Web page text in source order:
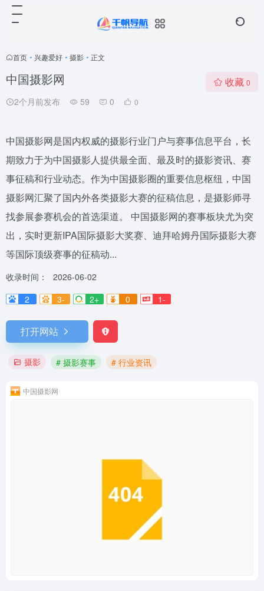
首页 • 兴趣爱好 • 摄影 • 正文
中国摄影网
2个月前发布 59 0 0
收藏 0
中国摄影网是国内权威的摄影行业门户与赛事信息平台，长
期致力于为中国摄影人提供最全面、最及时的摄影资讯、赛
事征稿和行业动态。作为中国摄影圈的重要信息枢纽，中国
摄影网汇聚了国内外各类摄影大赛的征稿信息，是摄影师寻
找参展参赛机会的首选渠道。 中国摄影网的赛事板块尤为突
出，实时更新IPA国际摄影大奖赛、迪拜哈姆丹国际摄影大赛
等国际顶级赛事的征稿动...
收录时间：
2026-06-02
2
3- 2+ 0 1-
打开网站
摄影 # 摄影赛事 # 行业资讯
中国摄影网